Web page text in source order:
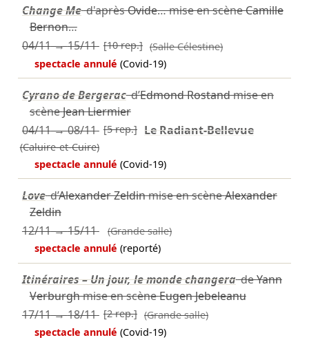
Change Med'aprèsOvide… mise en scèneCamille
Bernon…
04/11→15/11 [10 rep.] (Salle Célestine)
spectacle annulé(Covid-19)
Cyrano de Bergeracd’Edmond Rostandmise en
scèneJean Liermier
04/11→08/11 [5 rep.] Le Radiant-Bellevue
(Caluire-et-Cuire)
spectacle annulé(Covid-19)
Loved’Alexander Zeldinmise en scèneAlexander
Zeldin
12/11→15/11
(Grande salle)
spectacle annulé(reporté)
Itinéraires – Un jour, le monde changeradeYann
Verburghmise en scèneEugen Jebeleanu
17/11→18/11 [2 rep.] (Grande salle)
spectacle annulé(Covid-19)